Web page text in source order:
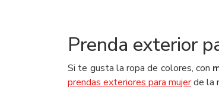
Prenda exterior
Si te gusta la ropa de colores, con
prendas exteriores para mujerde la